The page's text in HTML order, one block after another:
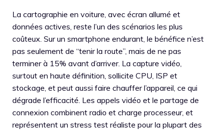
La cartographie en voiture, avec écran allumé et
données actives, reste l’un des scénarios les plus
coûteux. Sur un smartphone endurant, le bénéfice n’est
pas seulement de “tenir la route”, mais de ne pas
terminer à 15% avant d’arriver. La capture vidéo,
surtout en haute définition, sollicite CPU, ISP et
stockage, et peut aussi faire chauffer l’appareil, ce qui
dégrade l’efficacité. Les appels vidéo et le partage de
connexion combinent radio et charge processeur, et
représentent un stress test réaliste pour la plupart des